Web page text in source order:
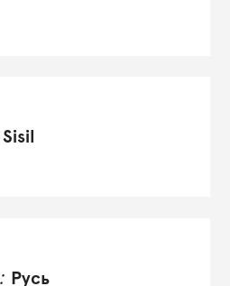
Sisil
Русь